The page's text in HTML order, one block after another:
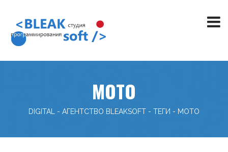
МОТО
DIGITAL - АГЕНТСТВО BLEAKSOFT - ТЕГИ - МОТО